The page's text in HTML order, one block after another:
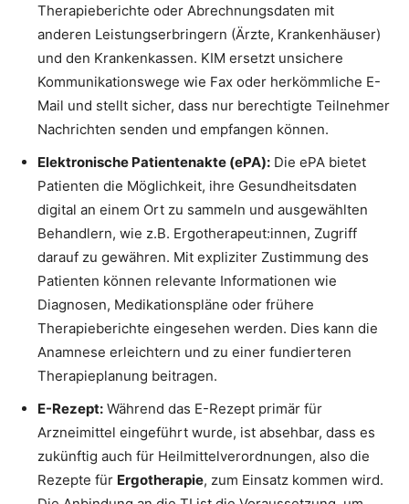
Therapieberichte oder Abrechnungsdaten mit
anderen Leistungserbringern (Ärzte, Krankenhäuser)
und den Krankenkassen. KIM ersetzt unsichere
Kommunikationswege wie Fax oder herkömmliche E-
Mail und stellt sicher, dass nur berechtigte Teilnehmer
Nachrichten senden und empfangen können.
Elektronische Patientenakte (ePA): Die ePA bietet
Patienten die Möglichkeit, ihre Gesundheitsdaten
digital an einem Ort zu sammeln und ausgewählten
Behandlern, wie z.B. Ergotherapeut:innen, Zugriff
darauf zu gewähren. Mit expliziter Zustimmung des
Patienten können relevante Informationen wie
Diagnosen, Medikationspläne oder frühere
Therapieberichte eingesehen werden. Dies kann die
Anamnese erleichtern und zu einer fundierteren
Therapieplanung beitragen.
E-Rezept: Während das E-Rezept primär für
Arzneimittel eingeführt wurde, ist absehbar, dass es
zukünftig auch für Heilmittelverordnungen, also die
Rezepte für Ergotherapie, zum Einsatz kommen wird.